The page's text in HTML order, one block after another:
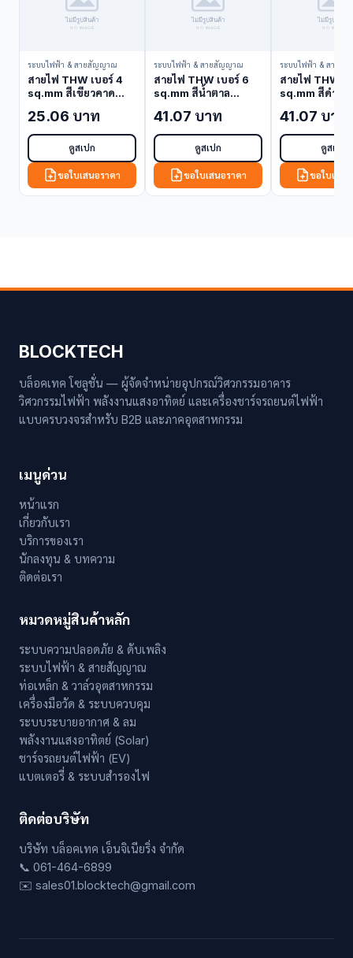
ระบบไฟฟ้า & สายสัญญาณ
สายไฟ THW เบอร์ 4
sq.mm สีเขียวคาด
THW-4-เขียวคาด
เหลือง (THW Cable)
25.06 บาท
ดูสเปก
ขอใบเสนอราคา
ระบบไฟฟ้า & สายสัญญาณ
สายไฟ THW เบอร์ 6
sq.mm สีน้ำตาล
6-น้ำตาล (THW
Cable)
41.07 บาท
ดูสเปก
ขอใบเสนอราคา
ระบบไฟฟ้า & สายสั
สายไฟ THW เ
sq.mm สีดำ
(THW Cable)
41.07 บาท
ดูสเปก
ขอใบเสน
BLOCKTECH
บล็อคเทค โซลูชั่น — ผู้จัดจำหน่ายอุปกรณ์วิศวกรรมอาคาร
วิศวกรรมไฟฟ้า พลังงานแสงอาทิตย์ และเครื่องชาร์จรถยนต์ไฟฟ้า
แบบครบวงจรสำหรับ B2B และภาคอุตสาหกรรม
เมนูด่วน
หน้าแรก
เกี่ยวกับเรา
บริการของเรา
นักลงทุน & บทความ
ติดต่อเรา
หมวดหมู่สินค้าหลัก
ระบบความปลอดภัย & ดับเพลิง
ระบบไฟฟ้า & สายสัญญาณ
ท่อเหล็ก & วาล์วอุตสาหกรรม
เครื่องมือวัด & ระบบควบคุม
ระบบระบายอากาศ & ลม
พลังงานแสงอาทิตย์ (Solar)
ชาร์จรถยนต์ไฟฟ้า (EV)
แบตเตอรี่ & ระบบสำรองไฟ
ติดต่อบริษัท
บริษัท บล็อคเทค เอ็นจิเนียริ่ง จำกัด
📞 061-464-6899
✉️ sales01.blocktech@gmail.com